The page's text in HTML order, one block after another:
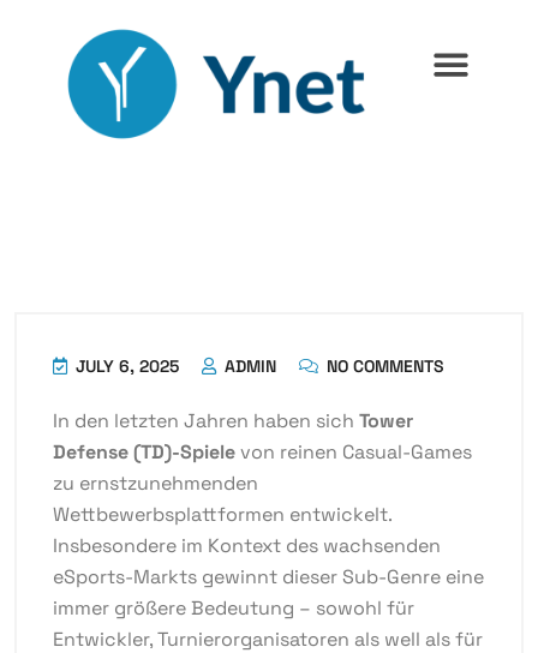
JULY 6, 2025 ADMIN NO COMMENTS
In den letzten Jahren haben sich Tower
Defense (TD)-Spielevon reinen Casual-Games
zu ernstzunehmenden
Wettbewerbsplattformen entwickelt.
Insbesondere im Kontext des wachsenden
eSports-Markts gewinnt dieser Sub-Genre eine
immer größere Bedeutung – sowohl für
Entwickler, Turnierorganisatoren als well als für